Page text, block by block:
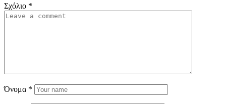
Σχόλιο *
Όνομα *